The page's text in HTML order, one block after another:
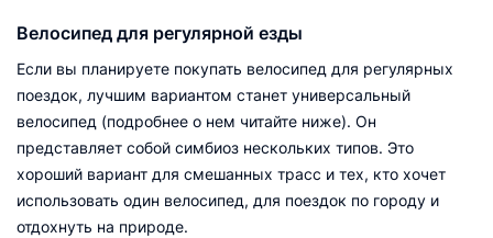
Велосипед для регулярной езды
Если вы планируете покупать велосипед для регулярных
поездок, лучшим вариантом станет универсальный
велосипед (подробнее о нем читайте ниже). Он
представляет собой симбиоз нескольких типов. Это
хороший вариант для смешанных трасс и тех, кто хочет
использовать один велосипед, для поездок по городу и
отдохнуть на природе.